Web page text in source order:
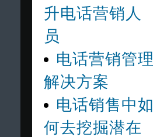
升电话营销人
员
电话营销管理
解决方案
电话销售中如
何去挖掘潜在